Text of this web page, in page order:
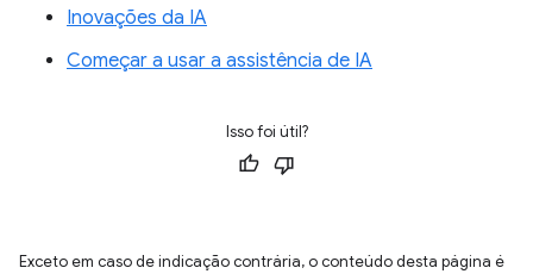
Inovações da IA
Começar a usar a assistência de IA
Isso foi útil?
Exceto em caso de indicação contrária, o conteúdo desta página é